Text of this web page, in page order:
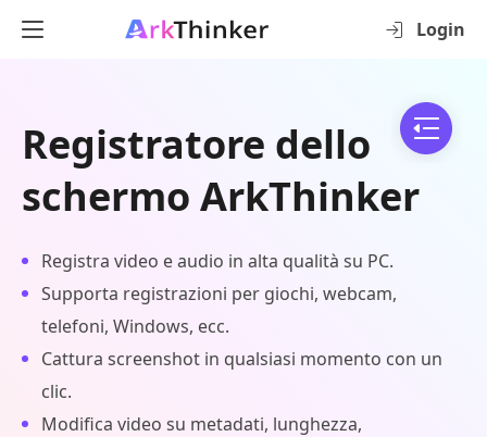
Login
Registratore dello
schermo ArkThinker
Registra video e audio in alta qualità su PC.
Supporta registrazioni per giochi, webcam,
telefoni, Windows, ecc.
Cattura screenshot in qualsiasi momento con un
clic.
Modifica video su metadati, lunghezza,